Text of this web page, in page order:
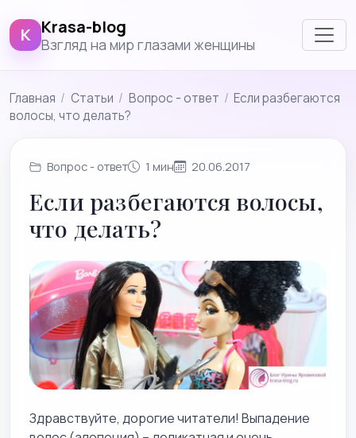
K Krasa-blog
Взгляд на мир глазами женщины
Главная / Cтатьи / Вопрос - ответ / Если разбегаются
волосы, что делать?
Вопрос - ответ 1 мин 20.06.2017
Если разбегаются волосы,
что делать?
Здравствуйте, дорогие читатели! Выпадение